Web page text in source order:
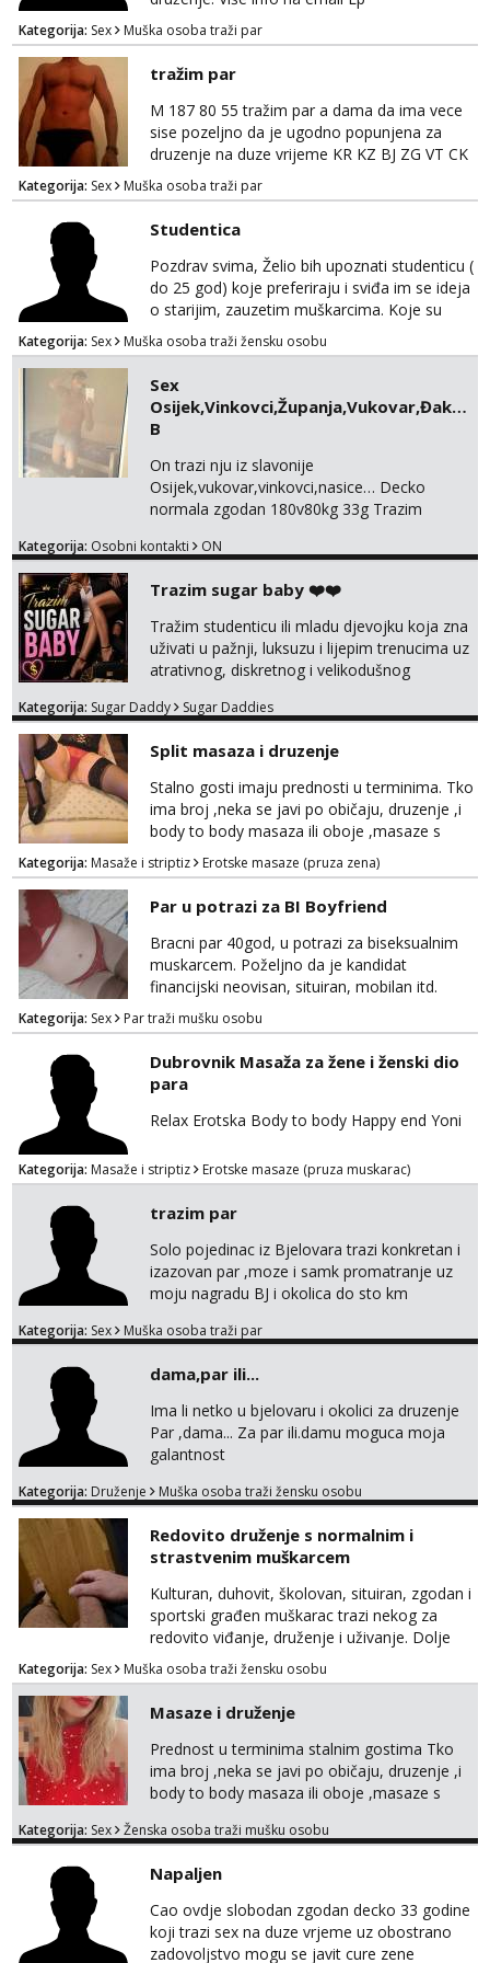
Kategorija: Sex Muška osoba traži par
tražim par
M 187 80 55 tražim par a dama da ima vece
sise pozeljno da je ugodno popunjena za
druzenje na duze vrijeme KR KZ BJ ZG VT CK
KC
Kategorija: Sex Muška osoba traži par
Studentica
Pozdrav svima, Želio bih upoznati studenticu (
do 25 god) koje preferiraju i sviđa im se ideja
o starijim, zauzetim muškarcima. Koje su
možda isto u vezi, a potrebno im je nešto
novo i uzbudljivo. Imam sređeni život, ali
poprilično zauzeti raspored. Ne mislim
mijenjati svoju životnu situaciju, a isto
očekujem i od tebe. Potrebna je diskrecija i
međusobni dogovor. Tako da bi ti bila moja
mala t...
Kategorija: Sex Muška osoba traži žensku osobu
Sex
B
On trazi nju iz slavonije
Osijek,vukovar,vinkovci,nasice… Decko
normala zgodan 180v80kg 33g Trazim
mobilan sam nije mi se problem provozati
neka djevojka dama neka se javi sa uvjetima
i zeljama 095 5129 864
Kategorija: Osobni kontakti ON
Trazim sugar baby ❤️❤️
Tražim studenticu ili mladu djevojku koja zna
uživati u pažnji, luksuzu i lijepim trenucima uz
atrativnog, diskretnog i velikodušnog
cijeniti pažnju, dobru energiju i zajedničke
dogovor, privlačnost i uživanje u životu. Ako
si samouvjerena i znaš što želiš, javi se.
Diskretnost mi je jako bitna...
Kategorija: Sugar Daddy Sugar Daddies
Split masaza i druzenje
Stalno gosti imaju prednosti u terminima. Tko
ima broj ,neka se javi po običaju, druzenje ,i
body to body masaza ili oboje ,masaze s
happy endom, ili samo body to body, sa
happy endom..ostali..imate moj mail za info
maserkasplit96@gmail.com ili pošaljite upit na
WhatsApp 0958296578 (neki od vas salju
poruke u 2 ujutro ili kasnije🤦🏼‍♀️ali nećete
dobiti odgovor u to vrime vec 9 do 21) odno...
Kategorija: Masaže i striptiz Erotske masaze (pruza zena)
Par u potrazi za BI Boyfriend
Bracni par 40god, u potrazi za biseksualnim
muskarcem. Poželjno da je kandidat
financijski neovisan, situiran, mobilan itd.
Pozeljna slika pri javljanju i kratak opis
Kategorija: Sex Par traži mušku osobu
Dubrovnik Masaža za žene i ženski dio
para
Relax Erotska Body to body Happy end Yoni
Kategorija: Masaže i striptiz Erotske masaze (pruza muskarac)
trazim par
Solo pojedinac iz Bjelovara trazi konkretan i
izazovan par ,moze i samk promatranje uz
moju nagradu BJ i okolica do sto km
Kategorija: Sex Muška osoba traži par
dama,par ili...
Ima li netko u bjelovaru i okolici za druzenje
Par ,dama... Za par ili.damu moguca moja
galantnost
Kategorija: Druženje Muška osoba traži žensku osobu
Redovito druženje s normalnim i
strastvenim muškarcem
Kulturan, duhovit, školovan, situiran, zgodan i
sportski građen muškarac trazi nekog za
redovito viđanje, druženje i uživanje. Dolje
obdaren, deblji k..., zilav, 19 cm, a gore kosa i
zubi na broju 😂 Može druženje, redovito (ako
zelite uz diskreciju) kod mene u Zagrebu,
vikendici, na moru itd.. . Super masiram,
izvrstan u sexu, bez tabua i limita, otvoren i
komunikativan. Moguce i kombinacije ŽŽM ...
Kategorija: Sex Muška osoba traži žensku osobu
Masaze i druženje
Prednost u terminima stalnim gostima Tko
ima broj ,neka se javi po običaju, druzenje ,i
body to body masaza ili oboje ,masaze s
happy endom..ostali..imate moj mail za info
na WhatsApp 0958296578 (neki od vas salju
poruke u 2 ujutro ili kasnije🤦🏼‍♀️ali nećete
dobiti odgovor u to vrime vec 9 do 21)
odnosno ...
Kategorija: Sex Ženska osoba traži mušku osobu
Napaljen
Cao ovdje slobodan zgodan decko 33 godine
koji trazi sex na duze vrjeme uz obostrano
zadovoljstvo mogu se javit cure zene